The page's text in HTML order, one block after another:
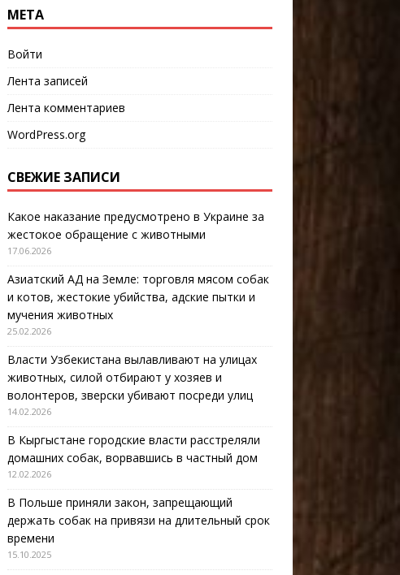
МЕТА
Войти
Лента записей
Лента комментариев
WordPress.org
СВЕЖИЕ ЗАПИСИ
Какое наказание предусмотрено в Украине за
жестокое обращение с животными
17.06.2026
Азиатский АД на Земле: торговля мясом собак
и котов, жестокие убийства, адские пытки и
мучения животных
25.02.2026
Власти Узбекистана вылавливают на улицах
животных, силой отбирают у хозяев и
волонтеров, зверски убивают посреди улиц
14.02.2026
В Кыргыстане городские власти расстреляли
домашних собак, ворвавшись в частный дом
12.02.2026
В Польше приняли закон, запрещающий
держать собак на привязи на длительный срок
времени
15.10.2025